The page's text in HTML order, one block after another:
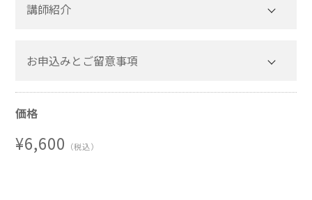
講師紹介
お申込みとご留意事項
開講日の前日
価格
¥6,600 （税込）